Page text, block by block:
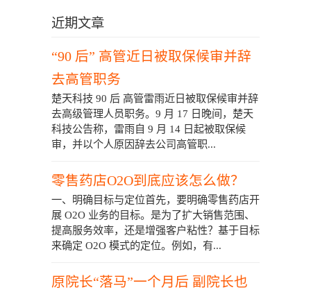
近期文章
“90 后” 高管近日被取保候审并辞
去高管职务
楚天科技 90 后 高管雷雨近日被取保候审并辞
去高级管理人员职务。9 月 17 日晚间，楚天
科技公告称，雷雨自 9 月 14 日起被取保候
审，并以个人原因辞去公司高管职...
零售药店O2O到底应该怎么做？
一、明确目标与定位首先，要明确零售药店开
展 O2O 业务的目标。是为了扩大销售范围、
提高服务效率，还是增强客户粘性？基于目标
来确定 O2O 模式的定位。例如，有...
原院长“落马”一个月后 副院长也